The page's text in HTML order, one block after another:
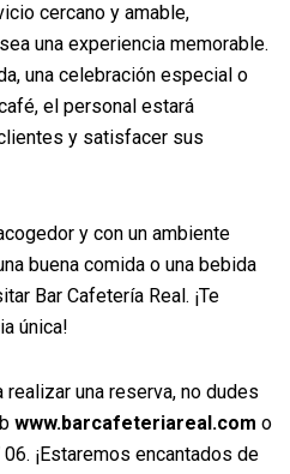
cercano y amable,
una experiencia memorable.
una celebración especial o
el personal estará
y satisfacer sus
y con un ambiente
buena comida o una bebida
Bar Cafetería Real. ¡Te
única!
una reserva, no dudes
www.barcafeteriareal.com o
¡Estaremos encantados de